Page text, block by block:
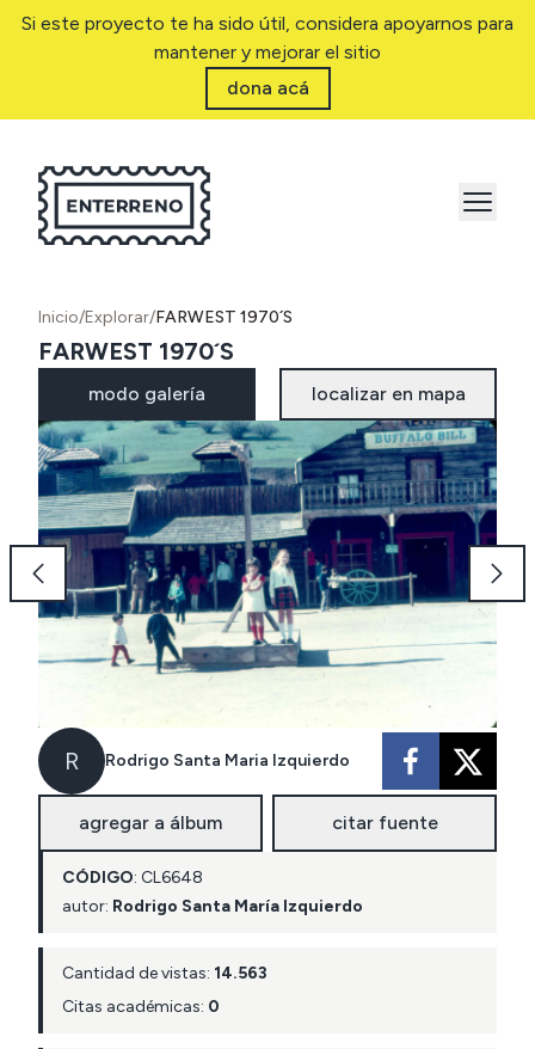
Si este proyecto te ha sido útil, considera apoyarnos para
mantener y mejorar el sitio
dona acá
Inicio/Explorar/FARWEST 1970´S
FARWEST 1970´S
modo galería localizar en mapa
R Rodrigo Santa Maria Izquierdo
agregar a álbum citar fuente
CÓDIGO: CL6648
autor: Rodrigo Santa María Izquierdo
Cantidad de vistas: 14.563
Citas académicas: 0